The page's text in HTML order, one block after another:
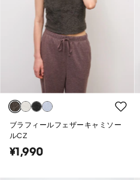
ブラフィールフェザーキャミソー
ルCZ
¥1,990